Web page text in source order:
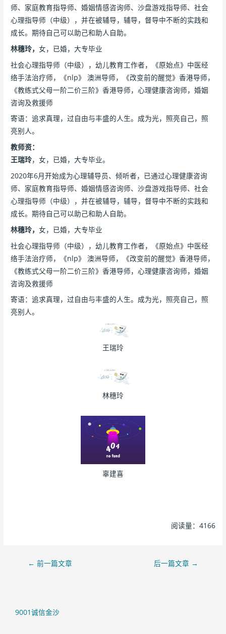
师、家庭教育指导师、婚姻情感咨询师、沙盘游戏指导师、社会
心理指导师（中级），并在被辅导，辅导，督导中不断的实践和
成长。期待自己可以助己和助人自助。
林穗玲，女，已婚，大专毕业
社会心理指导师（中级），幼儿教育工作者，《原始点》中医经
络手法治疗师，《nlp》 澳洲导师，《改变前的醒觉》香港导师，
《教练式父母一阶二价三阶》香港导师，心理健康咨询师，婚姻
咨询及救援师
寄语：追求真理，过自由与丰盛的人生。成为光，照亮自己，照
亮别人。
教师资：
王瑞玲，女，已婚，大专毕业。
2020年6月开始成为心理辅导员、倾听者，已通过心理健康咨询
师、家庭教育指导师、婚姻情感咨询师、沙盘游戏指导师、社会
心理指导师（中级），并在被辅导，辅导，督导中不断的实践和
成长。期待自己可以助己和助人自助。
林穗玲，女，已婚，大专毕业
社会心理指导师（中级），幼儿教育工作者，《原始点》中医经
络手法治疗师，《nlp》 澳洲导师，《改变前的醒觉》香港导师，
《教练式父母一阶二价三阶》香港导师，心理健康咨询师，婚姻
咨询及救援师
寄语：追求真理，过自由与丰盛的人生。成为光，照亮自己，照
亮别人。
王瑞玲
林穗玲
辜建喜
阅读量：4166
← 前一篇文章 后一篇文章 →
9001诚信金沙